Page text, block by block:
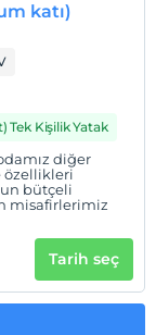
katı)
Tek Kişilik Yatak
diğer
özellikleri
bütçeli
misafirlerimiz
Tarih seç